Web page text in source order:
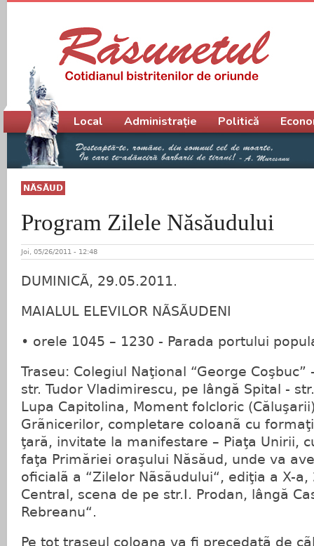
NĂSĂUD
Program Zilele Năsăudului
Joi, 05/26/2011 - 12:48
DUMINICÃ, 29.05.2011.
MAIALUL ELEVILOR NÃSÃUDENI
• orele 1045 – 1230 - Parada portului
Traseu: Colegiul Naţional “George
str. Tudor Vladimirescu, pe lângă Spital -
Lupa Capitolina, Moment folcloric
Grãnicerilor, completare coloanã cu
ţară, invitate la manifestare – Piaţa Unirii,
faţa Primăriei oraşului Năsăud, unde va
oficialã a “Zilelor Nãsãudului“, ediţia a X-a,
Central, scena de pe str.I. Prodan, lângă
Rebreanu“.
Pe tot traseul coloana va fi precedatã de
Meniu principal
Local Administrație Politică